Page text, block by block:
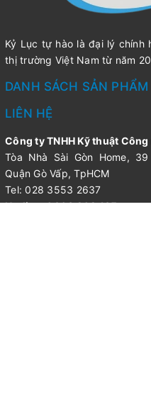
Kỷ Lục tự hào là đại lý chính
thị trường Việt Nam từ năm
DANH SÁCH SẢN PHẨM
LIÊN HỆ
Công ty TNHH Kỹ thuật
Tòa Nhà Sài Gòn Home, 39
Quận Gò Vấp, TpHCM
Tel: 028 3553 2637
Hotline: 0908 202 135